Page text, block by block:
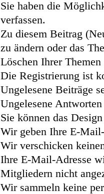
Sie haben die
verfassen.
Zu diesem Beitrag
zu ändern oder das
Löschen Ihrer
Die Registrierung ist
Ungelesene Beiträge
Ungelesene
Sie können das
Wir geben Ihre E-
Wir verschicken
Ihre E-Mail-Adresse
Mitgliedern nicht
Wir sammeln keine